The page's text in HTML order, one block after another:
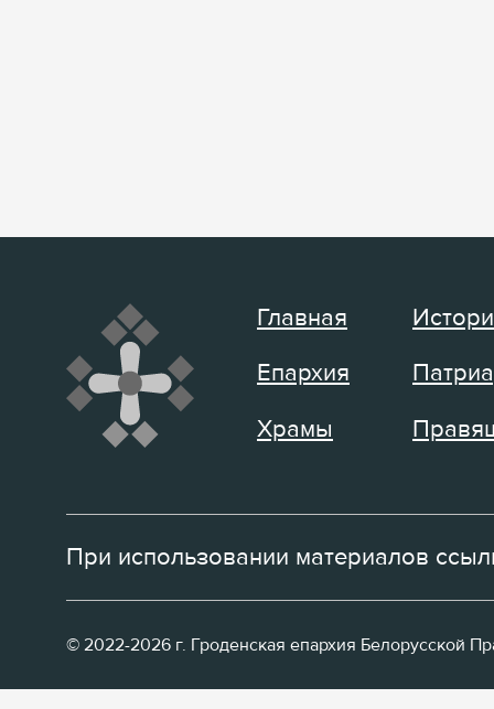
Главная
Епархия
Храмы
При использовании материалов
© 2022-2026 г. Гроденская епархия Белорусской